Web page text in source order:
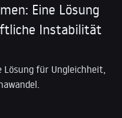
Eine Lösung
Instabilität
Lösung für Ungleichheit,